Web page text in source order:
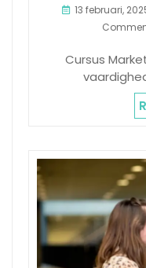
13 februari,
Cursus